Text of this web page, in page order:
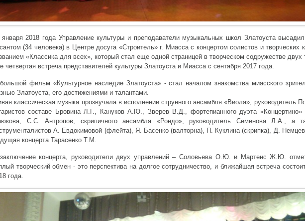
января 2018 года Управление культуры и преподаватели музыкальных школ Златоуста
(34 человека) в Центре досуга «Строитель» г. Миасса с концертом солистов и творческих
«Классика для всех», который стал еще одной страницей в творческом содружестве двух
четвертая встреча представителей культуры Златоуста и Миасса с сентября 2017 года.
фильм «Культурное наследие Златоуста» - стал началом знакомства миасского
Златоуста, его достижениями и талантами.
классическая музыка прозвучала в исполнении струнного ансамбля «Виола», руководитель
составе Бровина Л.Г., Кануков А.Ю., Зверев В.Д., фортепианного дуэта «Концертино»
С.С. Антропов, скрипичного ансамбля «Рондо», руководитель Семенова Л.А., а
А. Евдокимовой (флейта), Я. Басенко (валторна), П. Куклина (скрипка), Д.
концерта Тарасенко Т.М.
концерта, руководители двух управлений – Соловьева О.Ю. и Мартенс Ж.Ю.
творческий обмен - это перспектива на долгое сотрудничество, и ближайшая встреча
года.